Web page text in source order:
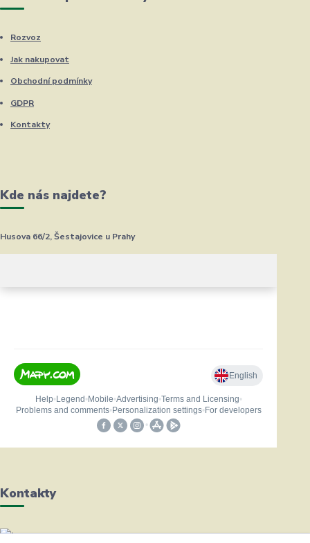
Rozvoz
Jak nakupovat
Obchodní podmínky
GDPR
Kontakty
Kde nás najdete?
Husova 66/2, Šestajovice u Prahy
Kontakty